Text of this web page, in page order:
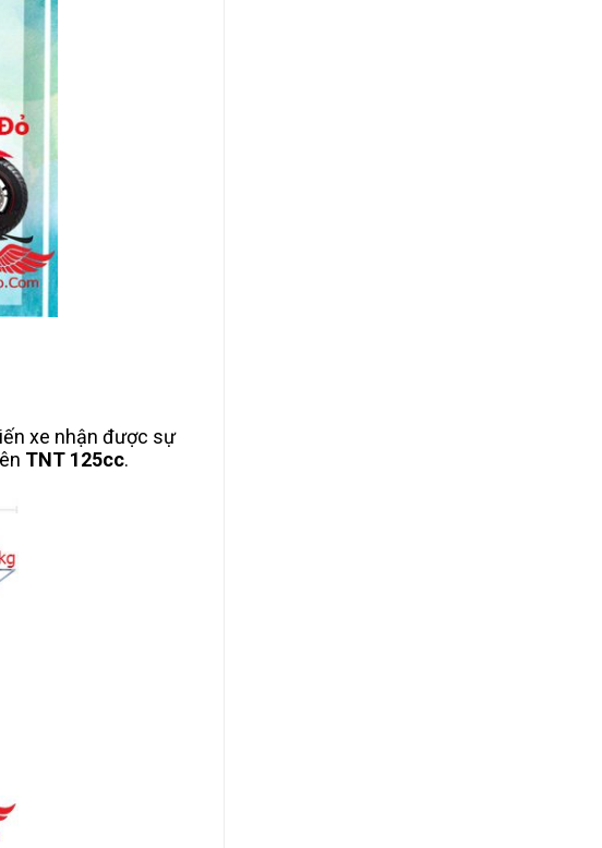
xe nhận được sự
TNT 125cc.